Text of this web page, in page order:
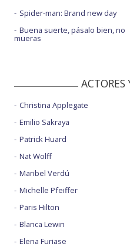
Spider-man: Brand new day
Buena suerte, pásalo bien, no
mueras
ACTORES
Christina Applegate
Emilio Sakraya
Patrick Huard
Nat Wolff
Maribel Verdú
Michelle Pfeiffer
Paris Hilton
Blanca Lewin
Elena Furiase